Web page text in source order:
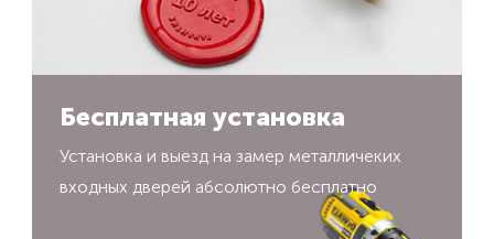
Бесплатная установка
Установка и выезд на замер металличеких
входных дверей абсолютно бесплатно